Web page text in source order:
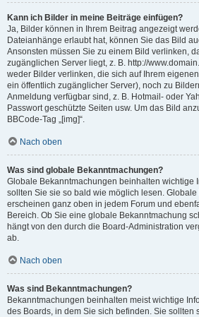
Kann ich Bilder in meine Beiträge einfügen?
Ja, Bilder können in Ihrem Beitrag angezeigt
Dateianhänge erlaubt hat, können Sie das Bild
Ansonsten müssen Sie zu einem Bild verlinken,
zugänglichen Server liegt, z. B. http://
weder Bilder verlinken, die sich auf Ihrem
ein öffentlich zugänglicher Server), noch zu
Anmeldung verfügbar sind, z. B. Hotmail- oder
Passwort geschützte Seiten usw. Um das Bild
BBCode-Tag „[img]“.
Nach oben
Was sind globale Bekanntmachungen?
Globale Bekanntmachungen beinhalten wichtige
sollten Sie sie so bald wie möglich lesen.
erscheinen ganz oben in jedem Forum und
Bereich. Ob Sie eine globale Bekanntmachung
hängt von den durch die Board-Administration
ab.
Nach oben
Was sind Bekanntmachungen?
Bekanntmachungen beinhalten meist wichtige
des Boards, in dem Sie sich befinden. Sie sollten